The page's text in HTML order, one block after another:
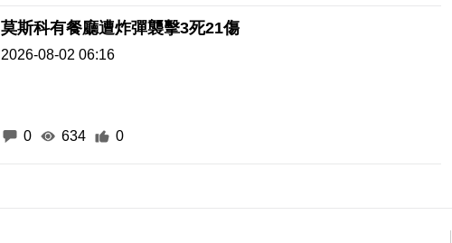
莫斯科有餐廳遭炸彈襲擊3死21傷
2026-08-02 06:16
0 634 0